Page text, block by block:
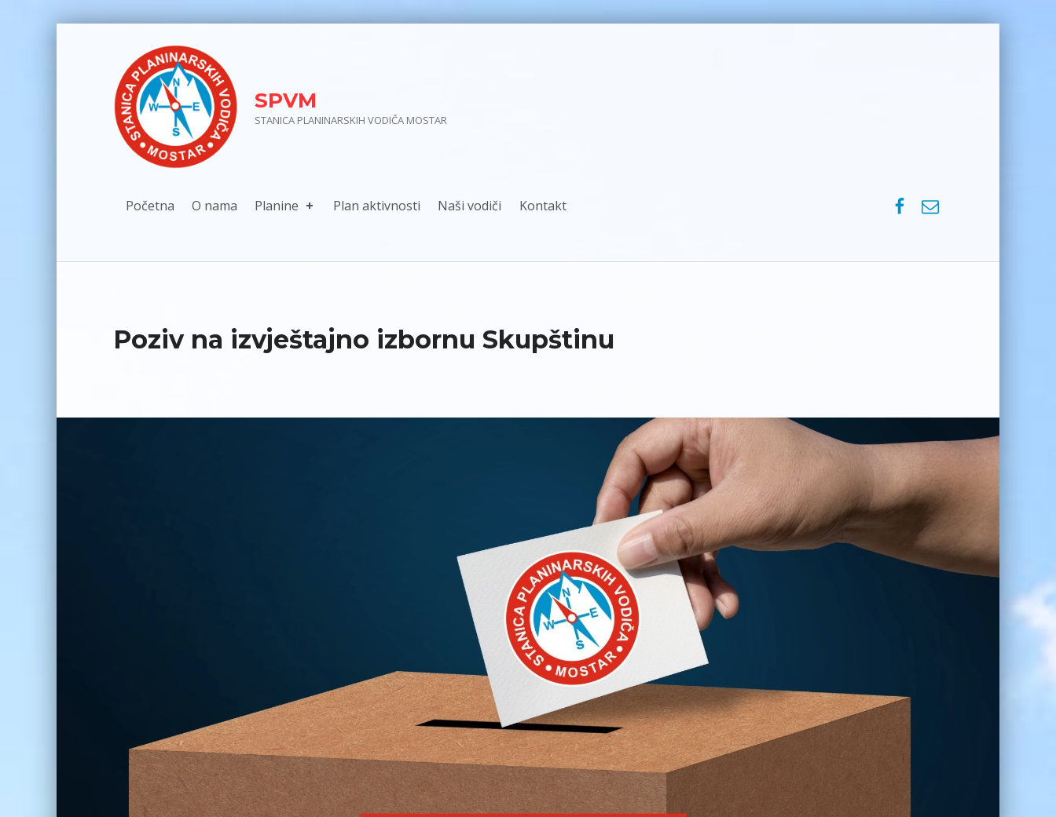
Skip to main navigation
Skip to main content
Skip to footer
SPVM
STANICA PLANINARSKIH VODIČA MOSTAR
Početna O nama Planine Plan aktivnosti Naši vodiči Kontakt
Poziv na izvještajno izbornu Skupštinu